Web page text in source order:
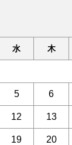
水 木
5 6
12 13
19 20